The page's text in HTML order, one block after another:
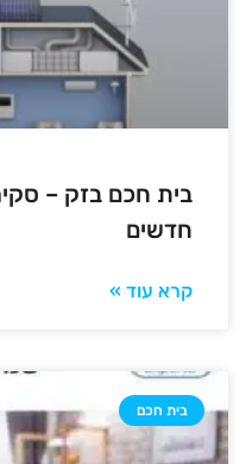
בית חכם בזק –
חדשים
קרא עוד »
בית חכם